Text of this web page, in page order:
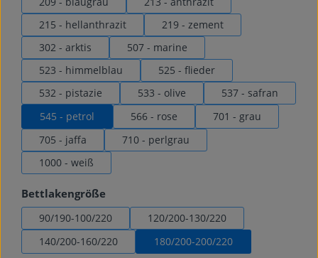
215 - hellanthrazit
219 - zement
302 - arktis
507 - marine
523 - himmelblau
525 - flieder
532 - pistazie
533 - olive
537 - safran
545 - petrol
566 - rose
701 - grau
705 - jaffa
710 - perlgrau
1000 - weiß
Bettlakengröße
90/190-100/220
120/200-130/220
140/200-160/220
180/200-200/220